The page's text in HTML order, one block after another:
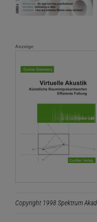
Anzeige
Copyright 1998 Spektrum